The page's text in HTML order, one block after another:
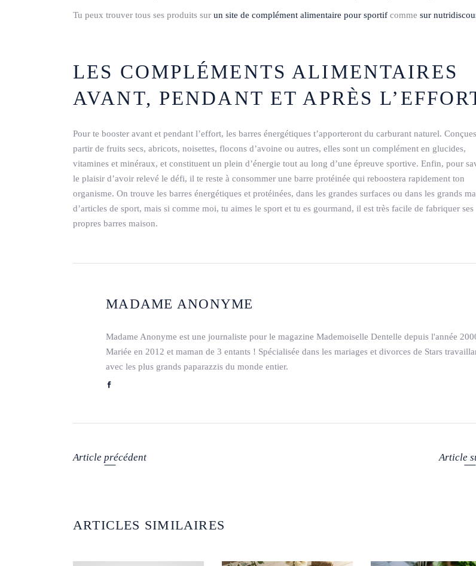
Tu peux trouver tous ses produits sur un site de complément alimentaire pour sportif comme sur
LES COMPLÉMENTS ALIMENTAIRES
AVANT, PENDANT ET APRÈS
Pour te booster avant et pendant l’effort, les barres énergétiques t’apporteront du carburant naturel.
partir de fruits secs, abricots, noisettes, flocons d’avoine ou autres, elles sont un complément en glucides,
vitamines et minéraux, et constituent un plein d’énergie tout au long d’une épreuve sportive. Enfin, pour
le plaisir d’avoir relevé le défi, il te reste à consommer une barre protéinée qui reboostera rapidement ton
organisme. On trouve les barres énergétiques et protéinées, dans les grandes surfaces ou dans les grands
d’articles de sport, mais si comme moi, tu aimes le sport et tu es gourmand, il est très facile de fabriquer ses
propres barres maison.
MADAME ANONYME
Madame Anonyme est une journaliste pour le magazine Mademoiselle Dentelle depuis l'année
Mariée en 2012 et maman de 3 entants ! Spécialisée dans les mariages et divorces de Stars
avec les plus grands paparazzis du monde entier.
Article précédent Article
ARTICLES SIMILAIRES